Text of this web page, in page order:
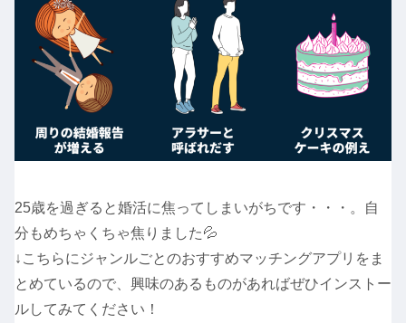
25歳を過ぎると婚活に焦ってしまいがちです・・・。自
分もめちゃくちゃ焦りました💦
↓こちらにジャンルごとのおすすめマッチングアプリをま
とめているので、興味のあるものがあればぜひインストー
ルしてみてください！